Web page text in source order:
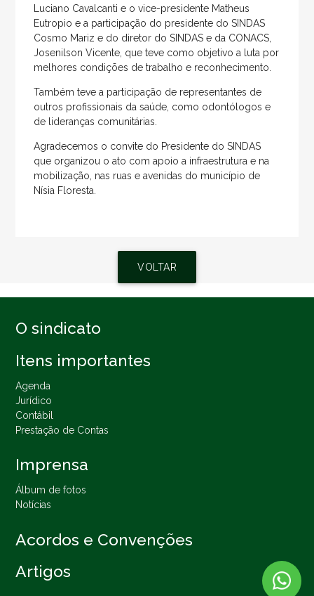
Luciano Cavalcanti e o vice-presidente Matheus
Eutropio e a participação do presidente do SINDAS
Cosmo Mariz e do diretor do SINDAS e da CONACS,
Josenilson Vicente, que teve como objetivo a luta por
melhores condições de trabalho e reconhecimento.
Também teve a participação de representantes de
outros profissionais da saúde, como odontólogos e
de lideranças comunitárias.
Agradecemos o convite do Presidente do SINDAS
que organizou o ato com apoio a infraestrutura e na
mobilização, nas ruas e avenidas do município de
Nísia Floresta.
VOLTAR
O sindicato
Itens importantes
Agenda
Jurídico
Contábil
Prestação de Contas
Imprensa
Álbum de fotos
Notícias
Acordos e Convenções
Artigos